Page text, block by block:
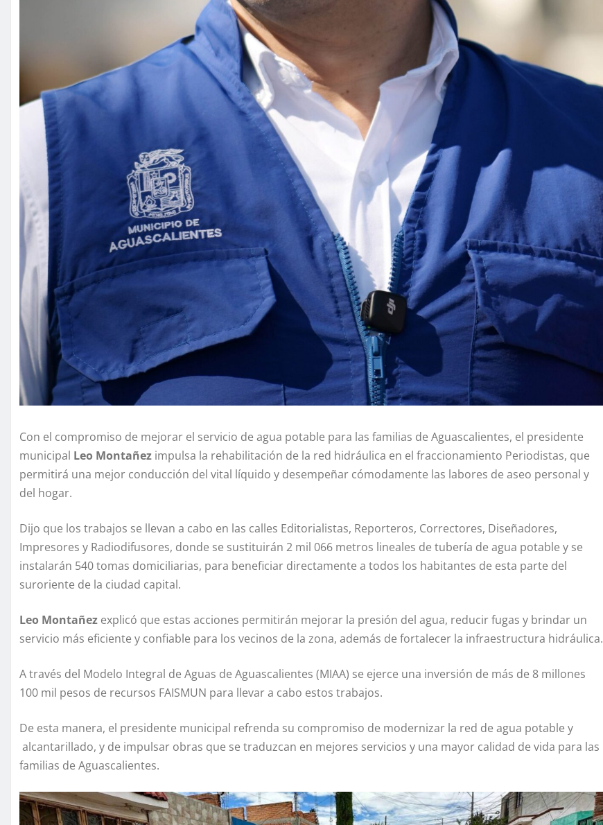
Con el compromiso de mejorar el servicio de agua potable para las familias de Aguascalientes, el presidente
municipal Leo Montañez impulsa la rehabilitación de la red hidráulica en el fraccionamiento Periodistas, que
permitirá una mejor conducción del vital líquido y desempeñar cómodamente las labores de aseo personal y
del hogar.
Dijo que los trabajos se llevan a cabo en las calles Editorialistas, Reporteros, Correctores, Diseñadores,
Impresores y Radiodifusores, donde se sustituirán 2 mil 066 metros lineales de tubería de agua potable y se
instalarán 540 tomas domiciliarias, para beneficiar directamente a todos los habitantes de esta parte del
suroriente de la ciudad capital.
Leo Montañez explicó que estas acciones permitirán mejorar la presión del agua, reducir fugas y brindar un
servicio más eficiente y confiable para los vecinos de la zona, además de fortalecer la infraestructura hidráulica.
A través del Modelo Integral de Aguas de Aguascalientes (MIAA) se ejerce una inversión de más de 8 millones
100 mil pesos de recursos FAISMUN para llevar a cabo estos trabajos.
De esta manera, el presidente municipal refrenda su compromiso de modernizar la red de agua potable y
alcantarillado, y de impulsar obras que se traduzcan en mejores servicios y una mayor calidad de vida para las
familias de Aguascalientes.